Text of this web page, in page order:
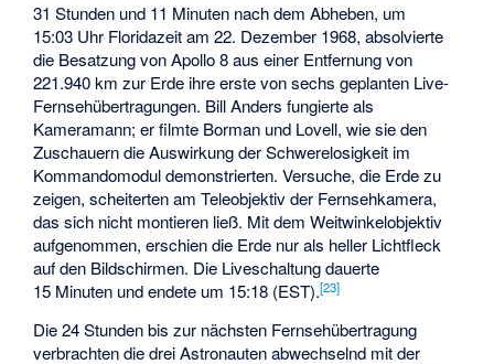
31 Stunden und 11 Minuten nach dem Abheben, um
15:03 Uhr Floridazeit am 22. Dezember 1968, absolvierte
die Besatzung von Apollo 8 aus einer Entfernung von
221.940 km zur Erde ihre erste von sechs geplanten Live-
Fernsehübertragungen. Bill Anders fungierte als
Kameramann; er filmte Borman und Lovell, wie sie den
Zuschauern die Auswirkung der Schwerelosigkeit im
Kommandomodul demonstrierten. Versuche, die Erde zu
zeigen, scheiterten am Teleobjektiv der Fernsehkamera,
das sich nicht montieren ließ. Mit dem Weitwinkelobjektiv
aufgenommen, erschien die Erde nur als heller Lichtfleck
auf den Bildschirmen. Die Liveschaltung dauerte
15 Minuten und endete um 15:18 (EST).[23]
Die 24 Stunden bis zur nächsten Fernsehübertragung
verbrachten die drei Astronauten abwechselnd mit der